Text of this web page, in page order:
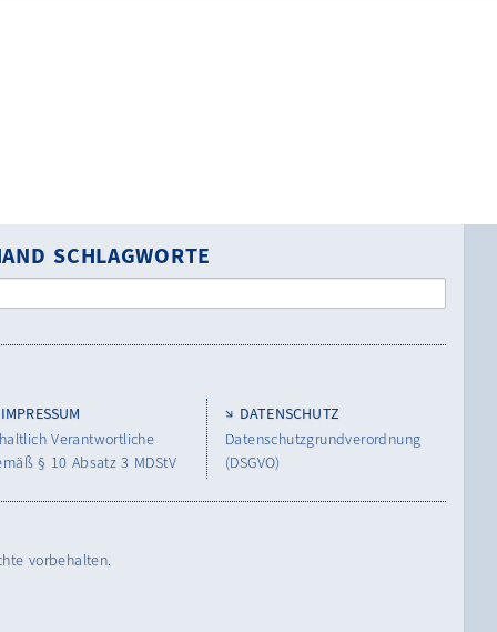
SCHLAGWORTE
IMPRESSUM
Verantwortliche
§ 10 Absatz 3 MDStV
DATENSCHUTZ
Datenschutzgrundverordnung
(DSGVO)
vorbehalten.